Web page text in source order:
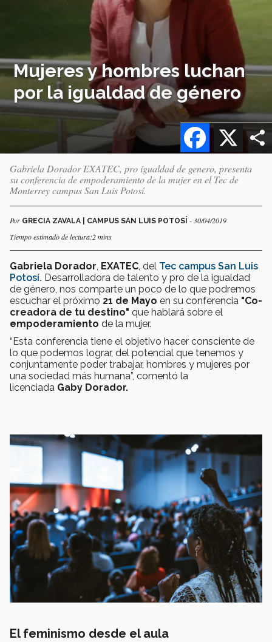
Mujeres y hombres luchan
por la igualdad de género
X
Facebook
Gabriela Dorador EXATEC, pro igualdad de genero, presenta
su conferencia de empoderamiento de la mujer en el Tec de
Monterrey campus San Luis Potosí.
Por GRECIA ZAVALA | CAMPUS SAN LUIS POTOSÍ - 30/04/2019
Tiempo estimado de lectura:2 mins
Gabriela Dorador EXATEC , del Tec campus San Luis
Potosí. Desarrolladora de talento y pro de la igualdad
de género, nos comparte un poco de lo que podremos
escuchar el próximo 21 de Mayo en su conferencia "Co-
creadora de tu destino" que hablará sobre el
empoderamiento de la mujer.
“Esta conferencia tiene el objetivo hacer consciente de
lo que podemos lograr, del potencial que tenemos y
conjuntamente poder trabajar, hombres y mujeres por
una sociedad más humana”, comentó la
licenciada Gaby Dorador.
El feminismo desde el aula